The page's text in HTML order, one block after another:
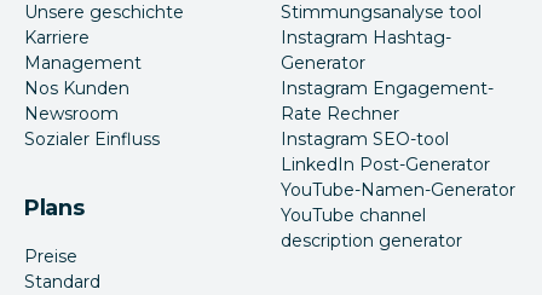
Unsere geschichte
Karriere
Management
Nos Kunden
Newsroom
Sozialer Einfluss
Plans
Preise
Standard
Stimmungsanalyse tool
Instagram Hashtag-
Generator
Instagram Engagement-
Rate Rechner
Instagram SEO-tool
LinkedIn Post-Generator
YouTube-Namen-Generator
YouTube channel
description generator